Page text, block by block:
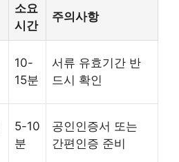
소요
시간
주의사항
10-
15분
서류 유효기간 반
드시 확인
5-10
분
공인인증서 또는
간편인증 준비